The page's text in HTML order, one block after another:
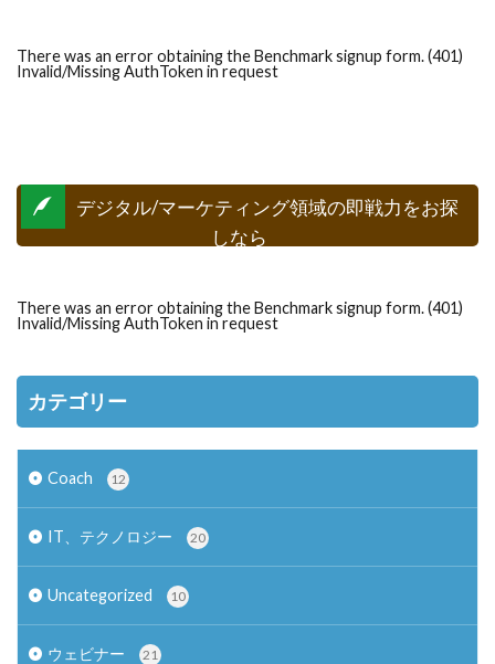
There was an error obtaining the Benchmark signup form. (401)
Invalid/Missing AuthToken in request
デジタル/マーケティング領域の即戦力をお探
しなら
There was an error obtaining the Benchmark signup form. (401)
Invalid/Missing AuthToken in request
カテゴリー
Coach 12
IT、テクノロジー 20
Uncategorized 10
ウェビナー 21